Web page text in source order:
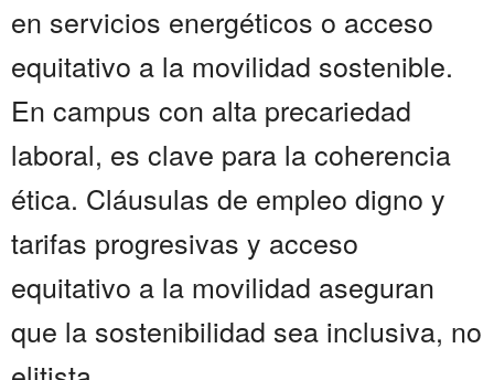
en servicios energéticos o acceso
equitativo a la movilidad sostenible.
En campus con alta precariedad
laboral, es clave para la coherencia
ética. Cláusulas de empleo digno y
tarifas progresivas y acceso
equitativo a la movilidad aseguran
que la sostenibilidad sea inclusiva, no